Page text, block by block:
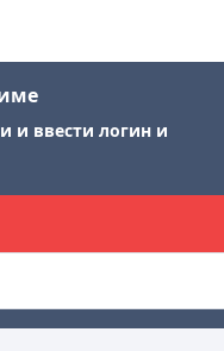
и ввести логин и